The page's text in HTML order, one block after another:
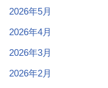
2026年5月
2026年4月
2026年3月
2026年2月